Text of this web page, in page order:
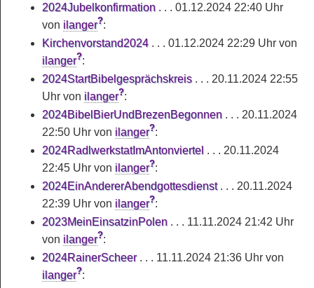
2024Jubelkonfirmation . . . 01.12.2024 22:40 Uhr
von ilanger?:
Kirchenvorstand2024. . . 01.12.2024 22:29 Uhr von
ilanger?:
2024StartBibelgesprächskreis. . . 20.11.2024 22:55
Uhr von ilanger?:
2024BibelBierUndBrezenBegonnen . . . 20.11.2024
22:50 Uhr von ilanger?:
2024RadlwerkstatImAntonviertel . . . 20.11.2024
22:45 Uhr von ilanger?:
2024EinAndererAbendgottesdienst. . . 20.11.2024
22:39 Uhr von ilanger?:
2023MeinEinsatzinPolen . . . 11.11.2024 21:42 Uhr
von ilanger?:
2024RainerScheer. . . 11.11.2024 21:36 Uhr von
ilanger?: